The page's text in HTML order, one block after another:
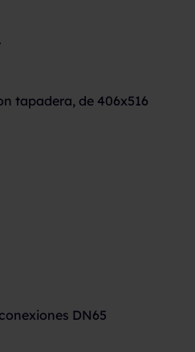
tapadera, de 406x516
DN65